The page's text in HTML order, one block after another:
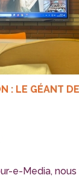
: LE GÉANT DE
e-Media,